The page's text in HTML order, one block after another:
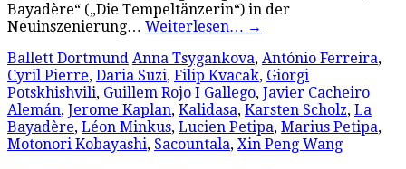
Bayadère“ („Die Tempeltänzerin“) in der
Neuinszenierung… Weiterlesen… →
Ballett Dortmund Anna Tsygankova, António Ferreira,
Cyril Pierre, Daria Suzi, Filip Kvacak, Giorgi
Potskhishvili, Guillem Rojo I Gallego, Javier Cacheiro
Alemán, Jerome Kaplan, Kalidasa, Karsten Scholz, La
Bayadère, Léon Minkus, Lucien Petipa, Marius Petipa,
Motonori Kobayashi, Sacountala, Xin Peng Wang